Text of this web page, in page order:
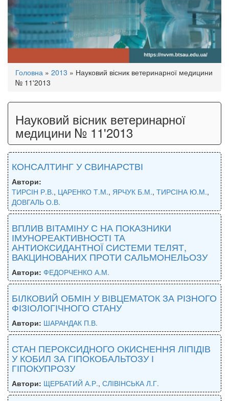
Ви
тут
Головна » 2013 » Науковий вісник ветеринарної медицини
№ 11'2013
Науковий вісник ветеринарної
медицини № 11'2013
КОНСАЛТИНГ У СВИНАРСТВІ
Автори:
ТИРСІН Р.В., ЦАРЕНКО Т.М., ЯРЧУК Б.М., ТИРСІНА Ю.М.,
ДОВГАЛЬ О.В.
ВПЛИВ ВІТАМІНУ С НА ПОКАЗНИКИ
ІМУНОРЕАКТИВНОСТІ ТА
АНТИОКСИДАНТНОЇ СИСТЕМИ ТЕЛЯТ,
ВАКЦИНОВАНИХ ПРОТИ САЛЬМОНЕЛЬОЗУ
Автори: ФЕДОРЧЕНКО А.М.
БІЛКОВИЙ ОБМІН У ВІВЦЕМАТОК ЗА РІЗНОГО
ФІЗІОЛОГІЧНОГО СТАНУ
Автори: ШАРАНДАК П.В.
СТАН ПЕРОКСИДНОГО ОКИСНЕННЯ ЛІПІДІВ
У КОБИЛ ЗА ГІПОКОБАЛЬТОЗУ І
ГІПОКУПРОЗУ
Автори: ЩЕРБАТИЙ А.Р., СЛІВІНСЬКА Л.Г.